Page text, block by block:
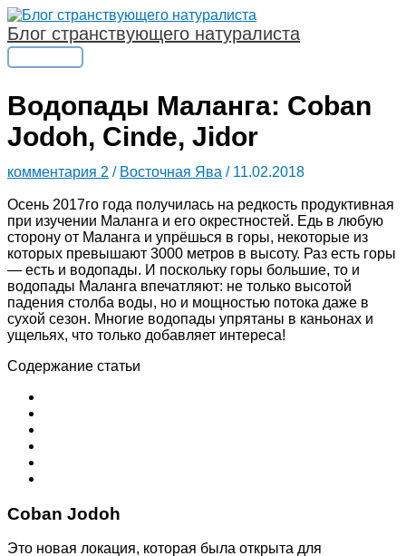
Перейти
к
содержимому
Блог странствующего натуралиста
Главное
Водопады Маланга: Coban
Jodoh, Cinde, Jidor
комментария 2 / Восточная Ява / 11.02.2018
Осень 2017го года получилась на редкость продуктивная
при изучении Маланга и его окрестностей. Едь в любую
сторону от Маланга и упрёшься в горы, некоторые из
которых превышают 3000 метров в высоту. Раз есть горы
— есть и водопады. И поскольку горы большие, то и
водопады Маланга впечатляют: не только высотой
падения столба воды, но и мощностью потока даже в
сухой сезон. Многие водопады упрятаны в каньонах и
ущельях, что только добавляет интереса!
Содержание статьи
Coban Jodoh
Это новая локация, которая была открыта для